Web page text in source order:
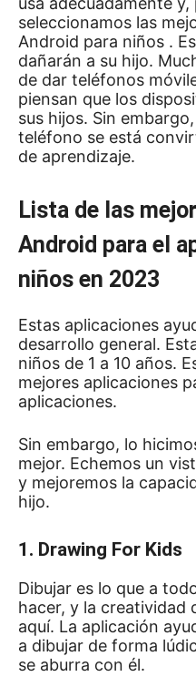
seleccionamos las
Android para niños .
dañarán a su hijo.
de dar teléfonos
piensan que los
sus hijos. Sin
teléfono se está
de aprendizaje.
Lista de las
Android para el
niños en 2023
Estas aplicaciones
desarrollo general.
niños de 1 a 10 años.
mejores aplicaciones
aplicaciones.
Sin embargo, lo
mejor. Echemos un
y mejoremos la
hijo.
1. Drawing For Kids
Dibujar es lo que a
hacer, y la creatividad
aquí. La aplicación
a dibujar de forma
se aburra con él.